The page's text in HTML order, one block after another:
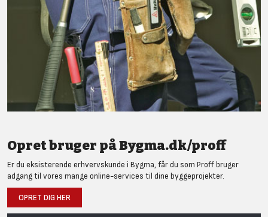
Opret bruger på Bygma.dk/proff
Er du eksisterende erhvervskunde i Bygma, får du som Proff bruger
adgang til vores mange online-services til dine byggeprojekter.
OPRET DIG HER